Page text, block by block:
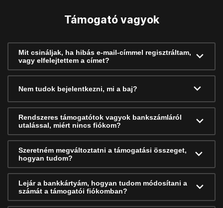
Támogató vagyok
Mit csináljak, ha hibás e-mail-címmel regisztráltam,
vagy elfelejtettem a címet?
Nem tudok bejelentkezni, mi a baj?
Rendszeres támogatótok vagyok bankszámláról
utalással, miért nincs fiókom?
Szeretném megváltoztatni a támogatási összeget,
hogyan tudom?
Lejár a bankkártyám, hogyan tudom módosítani a
számát a támogatói fiókomban?